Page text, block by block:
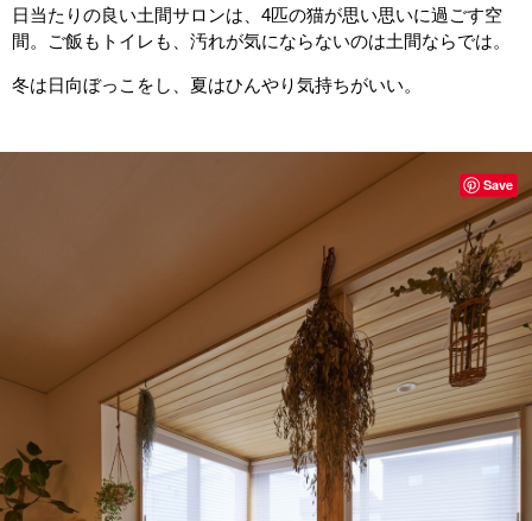
日当たりの良い土間サロンは、4匹の猫が思い思いに過ごす空
間。ご飯もトイレも、汚れが気にならないのは土間ならでは。
冬は日向ぼっこをし、夏はひんやり気持ちがいい。
Save